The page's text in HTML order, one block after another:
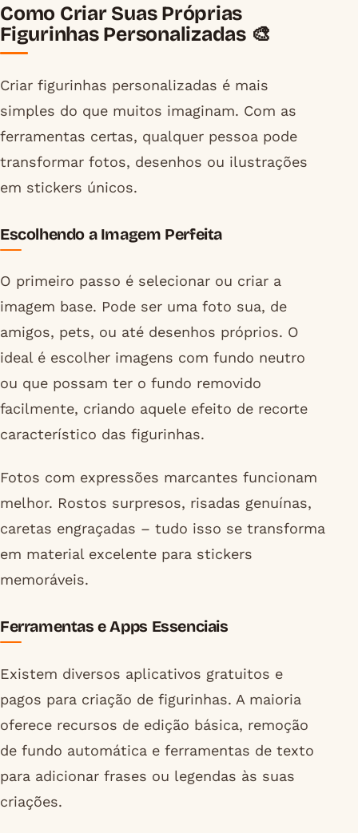
Como Criar Suas Próprias
Figurinhas Personalizadas 🎨
Criar figurinhas personalizadas é mais
simples do que muitos imaginam. Com as
ferramentas certas, qualquer pessoa pode
transformar fotos, desenhos ou ilustrações
em stickers únicos.
Escolhendo a Imagem Perfeita
O primeiro passo é selecionar ou criar a
imagem base. Pode ser uma foto sua, de
amigos, pets, ou até desenhos próprios. O
ideal é escolher imagens com fundo neutro
ou que possam ter o fundo removido
facilmente, criando aquele efeito de recorte
característico das figurinhas.
Fotos com expressões marcantes funcionam
melhor. Rostos surpresos, risadas genuínas,
caretas engraçadas – tudo isso se transforma
em material excelente para stickers
memoráveis.
Ferramentas e Apps Essenciais
Existem diversos aplicativos gratuitos e
pagos para criação de figurinhas. A maioria
oferece recursos de edição básica, remoção
de fundo automática e ferramentas de texto
para adicionar frases ou legendas às suas
criações.